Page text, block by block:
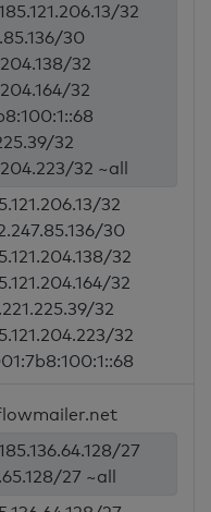
32
30
32
32
32
32 ~all
32
30
32
32
32
32
27
27 ~all